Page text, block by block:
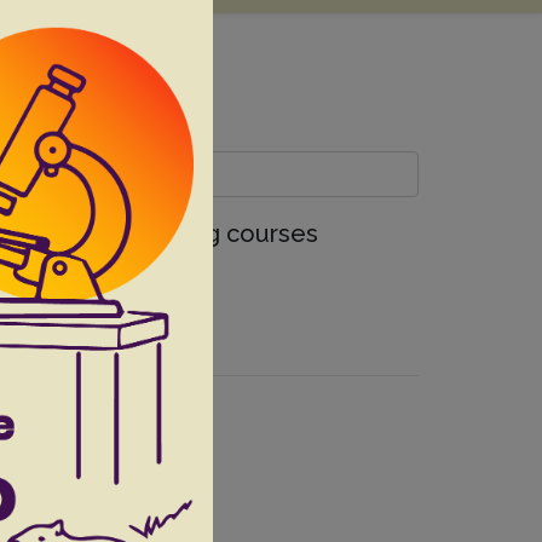
two barrel racing courses
L.M.
184